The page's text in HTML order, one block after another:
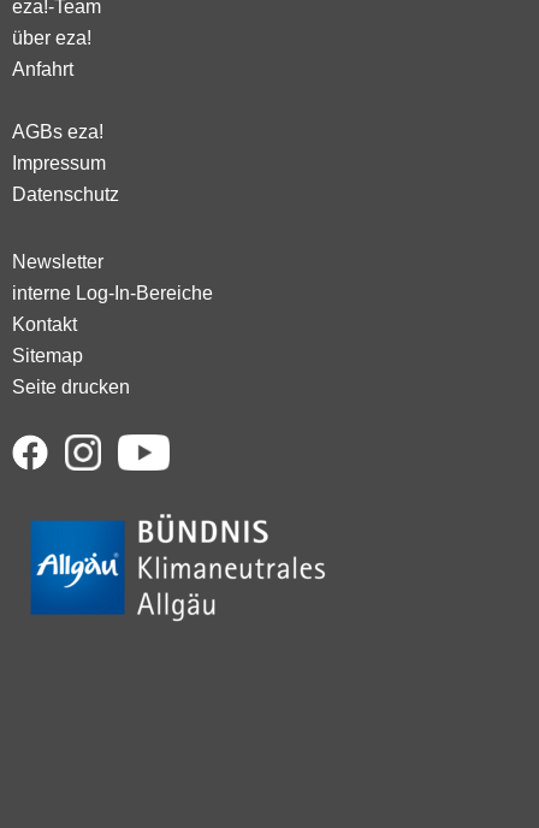
eza!-Team
über eza!
Anfahrt
AGBs eza!
Impressum
Datenschutz
Newsletter
interne Log-In-Bereiche
Kontakt
Sitemap
Seite drucken